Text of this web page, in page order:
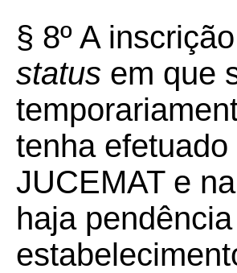
§ 8º A
status em que
tenha
JUCEMAT e
haja